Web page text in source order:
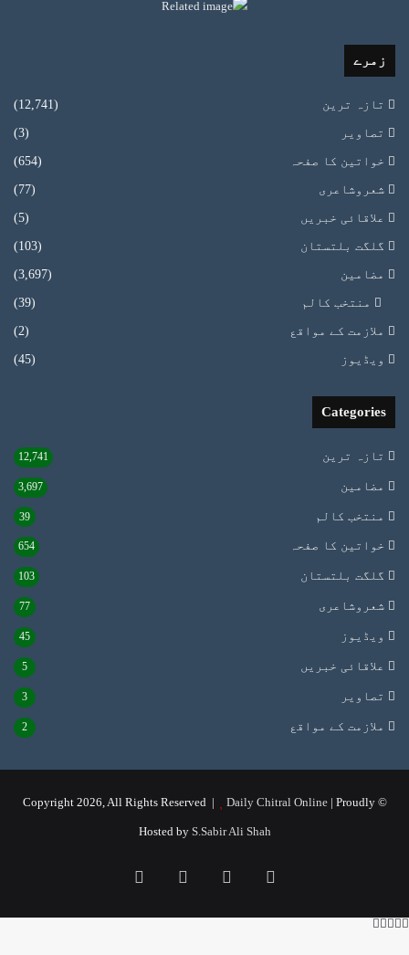
زمرے
تازہ ترین (12,741)
تصاویر (3)
خواتین کا صفحہ (654)
شعروشاعری (77)
علاقائی خبریں (5)
گلگت بلتستان (103)
مضامین (3,697)
منتخب کالم (39)
ملازمت کے مواقع (2)
ویڈیوز (45)
Categories
تازہ ترین 12,741
مضامین 3,697
منتخب کالم 39
خواتین کا صفحہ 654
گلگت بلتستان 103
شعروشاعری 77
ویڈیوز 45
علاقائی خبریں 5
تصاویر 3
ملازمت کے مواقع 2
© Copyright 2026, All Rights Reserved |
Daily Chitral Online| Proudly
Hosted by S.Sabir Ali Shah
Facebook
YouTube